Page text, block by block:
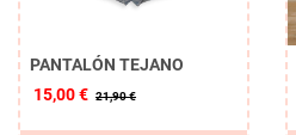
PANTALÓN TEJANO
15,00 € 21,90 €